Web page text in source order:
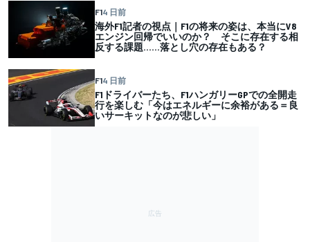
F14 日前
海外F1記者の視点｜F1の将来の姿は、本当にV8
エンジン回帰でいいのか？ そこに存在する相
反する課題……落とし穴の存在もある？
F14 日前
F1ドライバーたち、F1ハンガリーGPでの全開走
行を楽しむ「今はエネルギーに余裕がある＝良
いサーキットなのが悲しい」